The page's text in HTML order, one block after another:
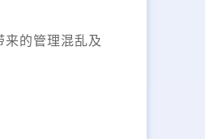
的管理混乱及